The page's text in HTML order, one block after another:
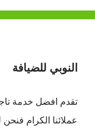
النوبي للضيافة
تقدم افضل خدمة
عملائنا الكرام